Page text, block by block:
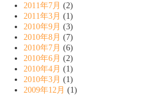
2011年7月 (2)
2011年3月 (1)
2010年9月 (3)
2010年8月 (7)
2010年7月 (6)
2010年6月 (2)
2010年4月 (1)
2010年3月 (1)
2009年12月 (1)